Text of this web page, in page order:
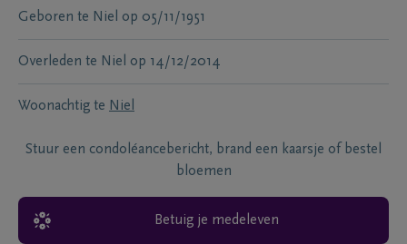
Geboren te Niel op 05/11/1951
Overleden te Niel op 14/12/2014
Woonachtig te Niel
Stuur een condoléancebericht, brand een kaarsje of bestel
bloemen
Betuig je medeleven